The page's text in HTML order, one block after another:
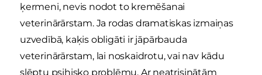
ķermeni, nevis nodot to kremēšanai
veterinārārstam. Ja rodas dramatiskas izmaiņas
uzvedībā, kaķis obligāti ir jāpārbauda
veterinārārstam, lai noskaidrotu, vai nav kādu
slēptu psihisko problēmu. Ar neatrisinātām